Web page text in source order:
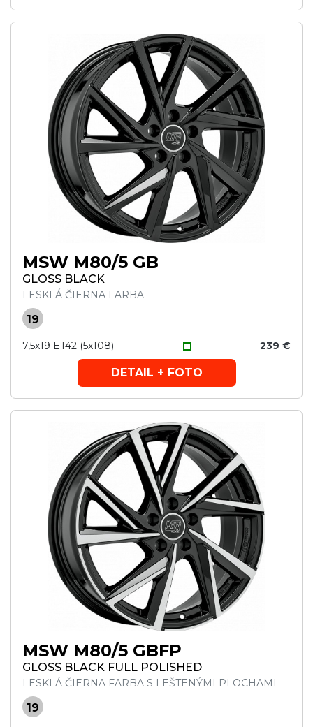
MSW M80/5 GB
GLOSS BLACK
LESKLÁ ČIERNA FARBA
19
7,5x19 ET42 (5x108) 239 €
DETAIL + FOTO
MSW M80/5 GBFP
GLOSS BLACK FULL POLISHED
LESKLÁ ČIERNA FARBA S LEŠTENÝMI PLOCHAMI
19